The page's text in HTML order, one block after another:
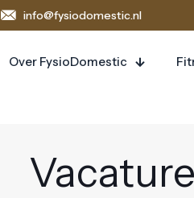
info@fysiodomestic.nl
Over FysioDomestic